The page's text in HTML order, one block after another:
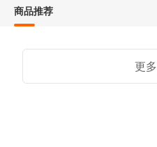
商品推荐
更